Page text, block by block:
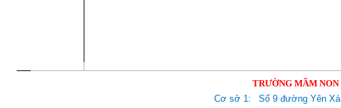
TRƯỜNG MẦM
Cơ sở 1:
Số 9 đường Yên